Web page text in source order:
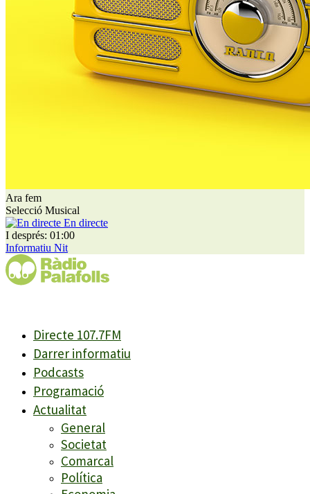
Ara fem
Selecció Musical
En directe
I després: 01:00
Informatiu Nit
Directe 107.7FM
Darrer informatiu
Podcasts
Programació
Actualitat
General
Societat
Comarcal
Política